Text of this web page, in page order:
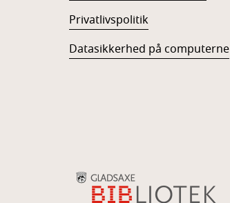
Privatlivspolitik
Datasikkerhed på computerne